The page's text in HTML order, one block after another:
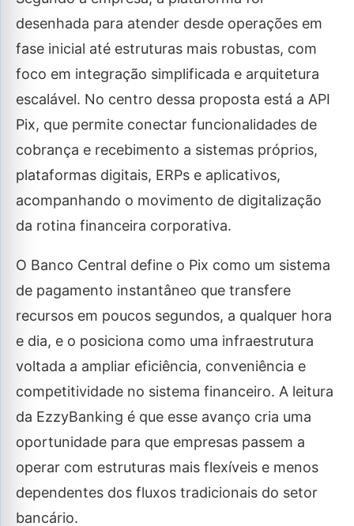
desenhada para atender desde operações em
fase inicial até estruturas mais robustas, com
foco em integração simplificada e arquitetura
escalável. No centro dessa proposta está a API
Pix, que permite conectar funcionalidades de
cobrança e recebimento a sistemas próprios,
plataformas digitais, ERPs e aplicativos,
acompanhando o movimento de digitalização
da rotina financeira corporativa.
O Banco Central define o Pix como um sistema
de pagamento instantâneo que transfere
recursos em poucos segundos, a qualquer hora
e dia, e o posiciona como uma infraestrutura
voltada a ampliar eficiência, conveniência e
competitividade no sistema financeiro. A leitura
da EzzyBanking é que esse avanço cria uma
oportunidade para que empresas passem a
operar com estruturas mais flexíveis e menos
dependentes dos fluxos tradicionais do setor
bancário.